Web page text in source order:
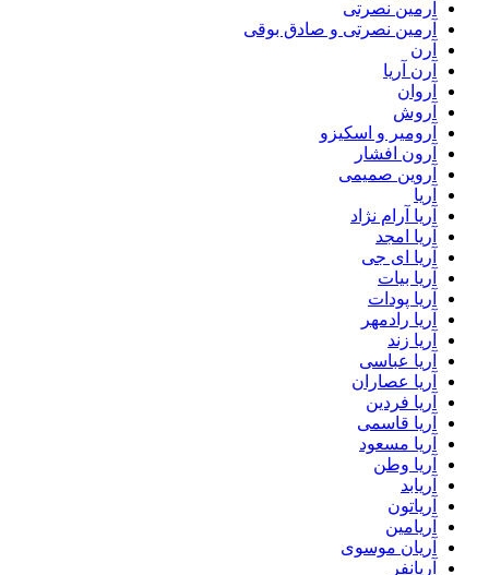
آرمین نصرتی
آرمین نصرتی و صادق بوقی
آرن
آرن آریا
آروان
آروش
آرومیر و اسکیزو
آرون افشار
آروین صمیمی
آریا
آریا آرام نژاد
آریا امجد
آریا ای جی
آریا بیات
آریا پودات
آریا رادمهر
آریا زند
آریا عباسی
آریا عصاران
آریا فردین
آریا قاسمی
آریا مسعود
آریا وطن
آریابد
آریاتون
آریامین
آریان موسوی
آریانفر